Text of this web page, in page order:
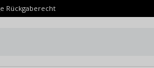
Rückgaberecht